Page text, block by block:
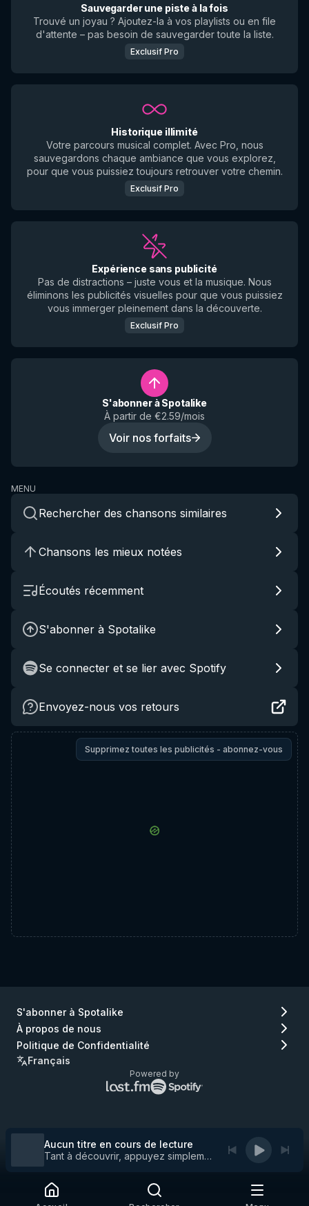
Sauvegarder une piste à la fois
Trouvé un joyau ? Ajoutez-la à vos playlists ou en file
d'attente – pas besoin de sauvegarder toute la liste.
Exclusif Pro
Historique illimité
Votre parcours musical complet. Avec Pro, nous
sauvegardons chaque ambiance que vous explorez,
pour que vous puissiez toujours retrouver votre chemin.
Exclusif Pro
Expérience sans publicité
Pas de distractions – juste vous et la musique. Nous
éliminons les publicités visuelles pour que vous puissiez
vous immerger pleinement dans la découverte.
Exclusif Pro
S'abonner à Spotalike
À partir de €2.59/mois
Voir nos forfaits
MENU
Rechercher des chansons similaires
Chansons les mieux notées
Écoutés récemment
S'abonner à Spotalike
Se connecter et se lier avec Spotify
Envoyez-nous vos retours
Supprimez toutes les publicités - abonnez-vous
S'abonner à Spotalike
À propos de nous
Politique de Confidentialité
Français
Powered by
Logo
Lastfm
Lastfm)
Aucun titre en cours de lecture
Tant à découvrir, appuyez simplement sur play